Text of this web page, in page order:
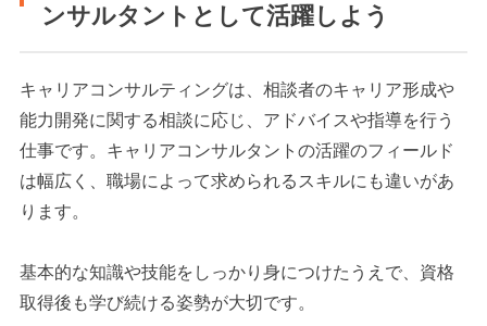
ンサルタントとして活躍しよう
キャリアコンサルティングは、相談者のキャリア形成や
能力開発に関する相談に応じ、アドバイスや指導を行う
仕事です。キャリアコンサルタントの活躍のフィールド
は幅広く、職場によって求められるスキルにも違いがあ
ります。
基本的な知識や技能をしっかり身につけたうえで、資格
取得後も学び続ける姿勢が大切です。